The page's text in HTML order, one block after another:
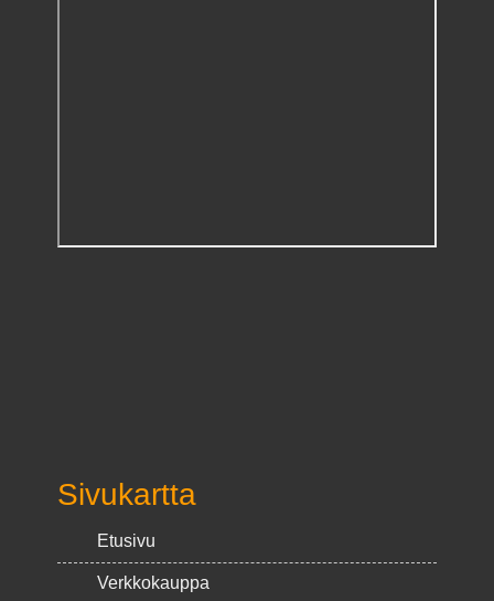
Sivukartta
Etusivu
Verkkokauppa